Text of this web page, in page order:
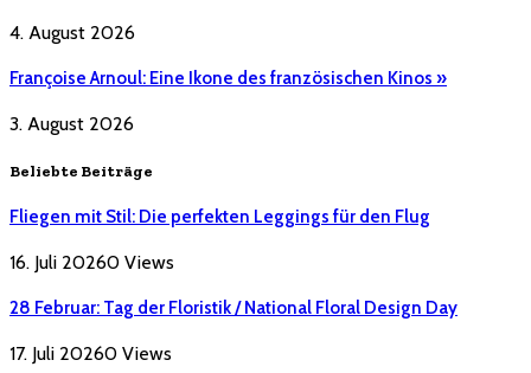
4. August 2026
Françoise Arnoul: Eine Ikone des französischen Kinos »
3. August 2026
Beliebte Beiträge
Fliegen mit Stil: Die perfekten Leggings für den Flug
16. Juli 20260 Views
28 Februar: Tag der Floristik / National Floral Design Day
17. Juli 20260 Views